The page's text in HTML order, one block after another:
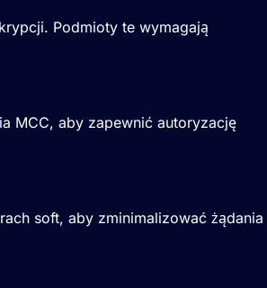
Podmioty te wymagają
MCC, aby zapewnić autoryzację
soft, aby zminimalizować żądania